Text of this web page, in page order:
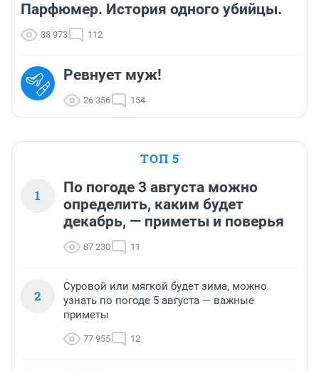
Парфюмер. История одного убийцы.
38 973 112
Ревнует муж!
26 356 154
ТОП 5
1
По погоде 3 августа можно
определить, каким будет
декабрь, — приметы и поверья
87 230 11
2
Суровой или мягкой будет зима, можно
узнать по погоде 5 августа — важные
приметы
77 955 12